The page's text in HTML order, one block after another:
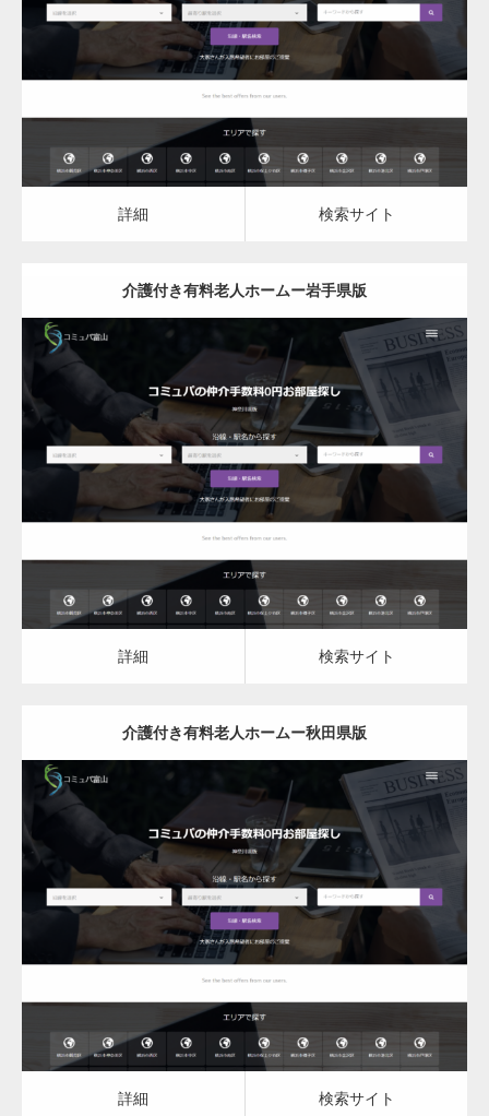
介護付き有料老人ホーム
詳細 検索サイト
詳細 検索サイト
介護付き有料老人ホームー岩手県版
更新日： 2023.03.08
介護付き有料老人ホーム
詳細 検索サイト
詳細 検索サイト
介護付き有料老人ホームー秋田県版
更新日： 2023.03.08
介護付き有料老人ホーム
詳細 検索サイト
詳細 検索サイト